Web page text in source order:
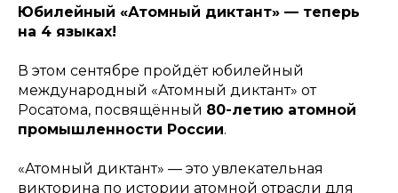
Юбилейный «Атомный диктант» — теперь
на 4 языках!
В этом сентябре пройдёт юбилейный
международный «Атомный диктант» от
Росатома, посвящённый 80-летию атомной
промышленности России.
«Атомный диктант» — это увлекательная
викторина по истории атомной отрасли для